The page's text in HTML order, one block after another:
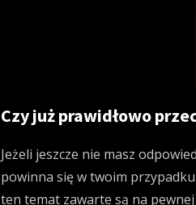
Czy już prawidłowo
Jeżeli jeszcze nie masz
powinna się w twoim
ten temat zawarte są na